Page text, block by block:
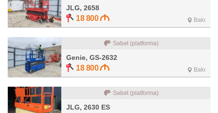
JLG, 2658
18 800 Bakı
Səbət (platforma)
Genie, GS-2632
18 800 Bakı
Səbət (platforma)
JLG, 2630 ES